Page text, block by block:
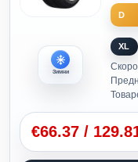
Зимни
D
XL
€66.37 /